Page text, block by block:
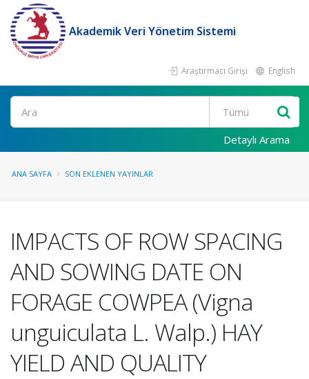
Akademik Veri Yönetim Sistemi
Araştırmacı Girişi English
Ara
Detaylı Arama
ANA SAYFA SON EKLENEN YAYINLAR
IMPACTS OF ROW SPACING
AND SOWING DATE ON
FORAGE COWPEA (Vigna
unguiculata L. Walp.) HAY
YIELD AND QUALITY